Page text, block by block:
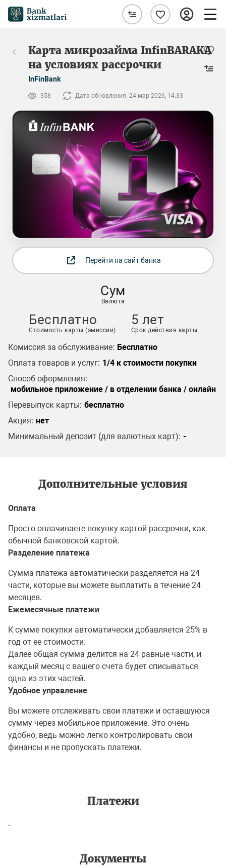
Карта микрозайма InfinBARAKA
на условиях рассрочки
InFinBank
358 Дата обновления: 24 мар 2026, 14:33
Перейти на сайт банка
Сум
Валюта
Бесплатно
Стоимость карты (эмиссии)
5 лет
Срок действия карты
Комиссия за обслуживание: Бесплатно
Оплата товаров и услуг: 1/4 к стоимости покупки
Способ оформления:
мобильное приложение / в отделении банка / онлайн
Перевыпуск карты: бесплатно
Акция: нет
Минимальный депозит (для валютных карт): -
Дополнительные условия
Оплата
Просто оплачиваете покупку картой рассрочки, как
обычной банковской картой.
Разделение платежа
Сумма платежа автоматически разделяется на 24
части, которые вы можете выплатить в течение 24
месяцев.
Ежемесячные платежи
К сумме покупки автоматически добавляется 25% в
год от ее стоимости.
Далее общая сумма делится на 24 равные части, и
каждый месяц с вашего счета будет списываться
одна из этих частей.
Удобное управление
Вы можете отслеживать свои платежи и оставшуюся
сумму через мобильное приложение. Это очень
удобно, ведь можно легко контролировать свои
финансы и не пропускать платежи.
Платежи
-
Документы